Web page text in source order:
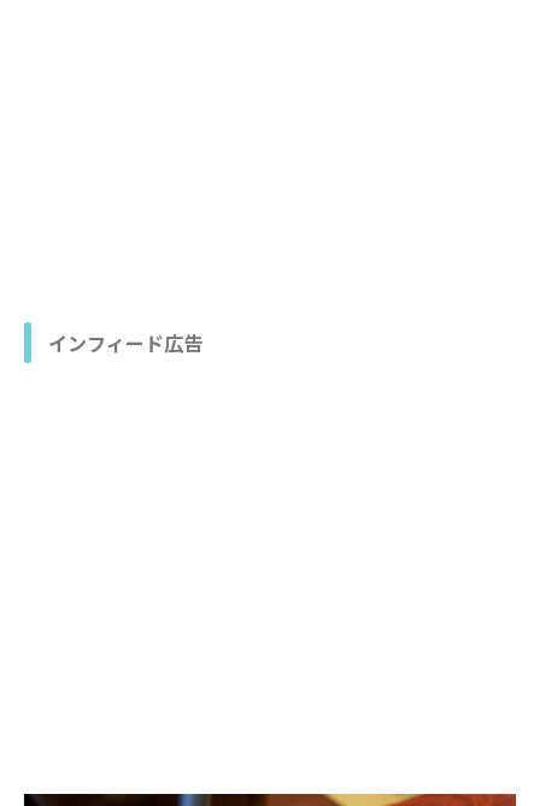
インフィード広告